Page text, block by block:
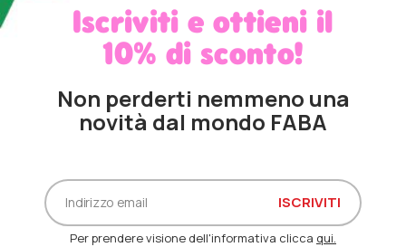
Iscriviti e ottieni il
10% di sconto!
Non perderti nemmeno una
novità dal mondo FABA
Per prendere visione dell'informativa clicca qui.